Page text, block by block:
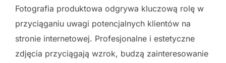
Fotografia produktowa odgrywa kluczową rolę w
przyciąganiu uwagi potencjalnych klientów na
stronie internetowej. Profesjonalne i estetyczne
zdjęcia przyciągają wzrok, budzą zainteresowanie